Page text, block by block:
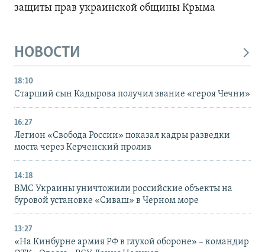
защиты прав украинской общины Крыма
НОВОСТИ
18:10
Старший сын Кадырова получил звание «героя Чечни»
16:27
Легион «Свобода России» показал кадры разведки
моста через Керченский пролив
14:18
ВМС Украины уничтожили российские объекты на
буровой установке «Сиваш» в Черном море
13:27
«На Кинбурне армия РФ в глухой обороне» – командир